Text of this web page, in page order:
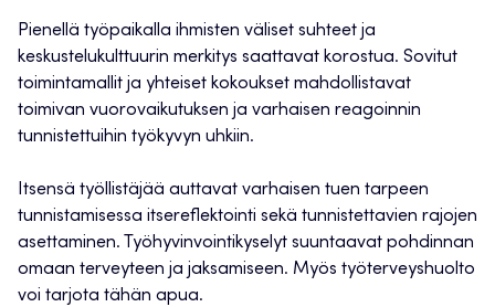
Pienellä työpaikalla ihmisten väliset suhteet ja
keskustelukulttuurin merkitys saattavat korostua. Sovitut
toimintamallit ja yhteiset kokoukset mahdollistavat
toimivan vuorovaikutuksen ja varhaisen reagoinnin
tunnistettuihin työkyvyn uhkiin.
Itsensä työllistäjää auttavat varhaisen tuen tarpeen
tunnistamisessa itsereflektointi sekä tunnistettavien rajojen
asettaminen. Työhyvinvointikyselyt suuntaavat pohdinnan
omaan terveyteen ja jaksamiseen. Myös työterveyshuolto
voi tarjota tähän apua.